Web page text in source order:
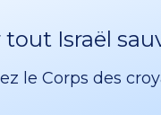
Israël
le Corps des